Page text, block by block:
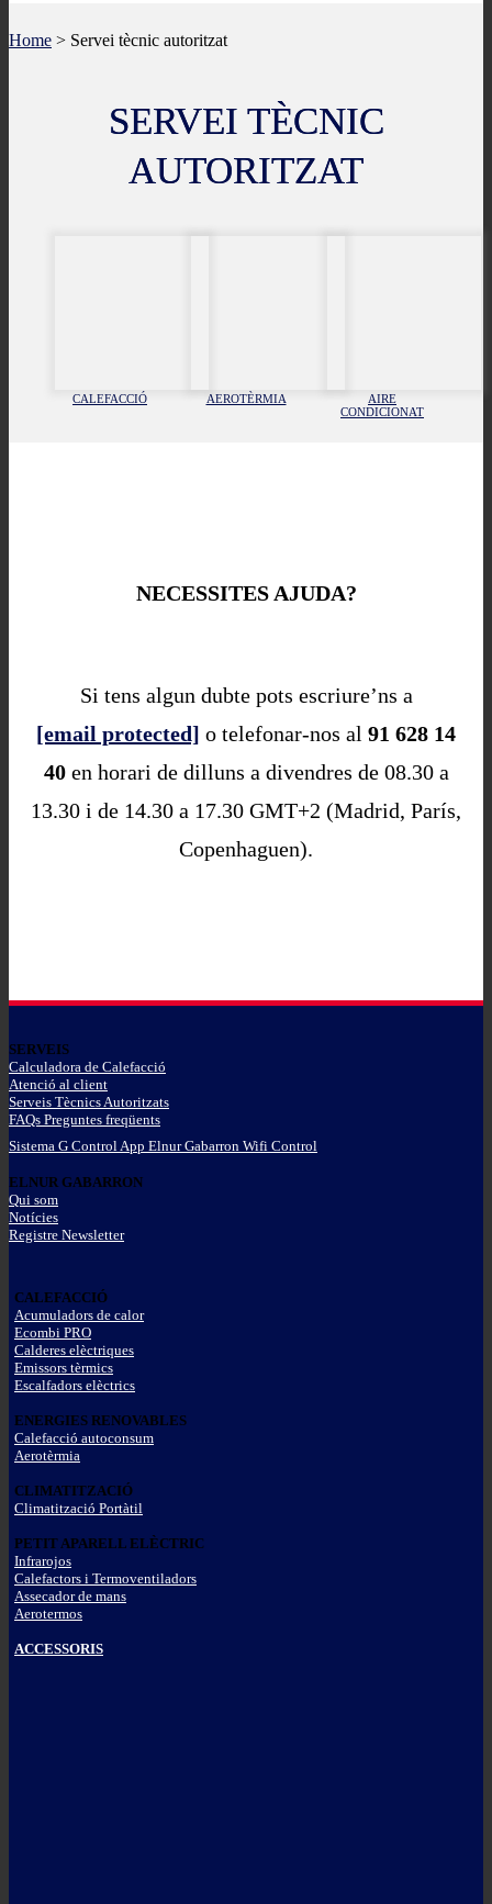
Home > Servei tècnic autoritzat
SERVEI TÈCNIC
AUTORITZAT
CALEFACCIÓ AEROTÈRMIA
AIRE
CONDICIONAT
NECESSITES AJUDA?
Si tens algun dubte pots escriure’ns a
[email protected] o telefonar-nos al 91 628 14
40en horari de dilluns a divendres de 08.30 a
13.30 i de 14.30 a 17.30 GMT+2 (Madrid, París,
Copenhaguen).
SERVEIS
Calculadora de Calefacció
Atenció al client
Serveis Tècnics Autoritzats
FAQs Preguntes freqüents
Sistema G Control App Elnur Gabarron Wifi Control
ELNUR GABARRON
Qui som
Notícies
Registre Newsletter
CALEFACCIÓ
Acumuladors de calor
Ecombi PRO
Calderes elèctriques
Emissors tèrmics
Escalfadors elèctrics
ENERGIES RENOVABLES
Calefacció autoconsum
Aerotèrmia
CLIMATITZACIÓ
Climatització Portàtil
PETIT APARELL ELÈCTRIC
Infrarojos
Calefactors i Termoventiladors
Assecador de mans
Aerotermos
ACCESSORIS